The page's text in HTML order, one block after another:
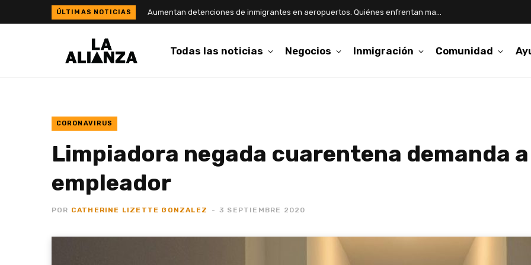
Todas las noticias Negocios Inmigración Comunidad
CORONAVIRUS
Limpiadora negada cuarentena demanda
empleador
POR CATHERINE LIZETTE GONZALEZ 3 SEPTIEMBRE 2020